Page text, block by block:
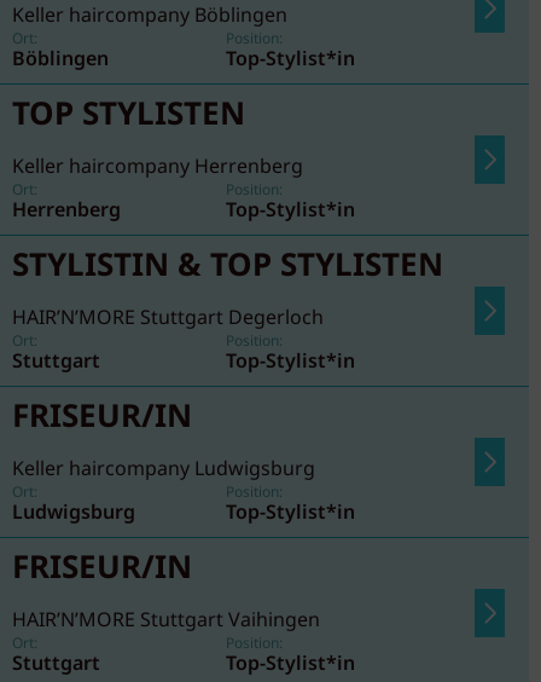
Keller haircompany Böblingen
Ort:
Böblingen
Position:
Top-Stylist*in
TOP STYLISTEN
Keller haircompany Herrenberg
Ort:
Herrenberg
Position:
Top-Stylist*in
STYLISTIN & TOP STYLISTEN
HAIR’N’MORE Stuttgart Degerloch
Ort:
Stuttgart
Position:
Top-Stylist*in
FRISEUR/IN
Keller haircompany Ludwigsburg
Ort:
Ludwigsburg
Position:
Top-Stylist*in
FRISEUR/IN
HAIR’N’MORE Stuttgart Vaihingen
Ort:
Stuttgart
Position:
Top-Stylist*in